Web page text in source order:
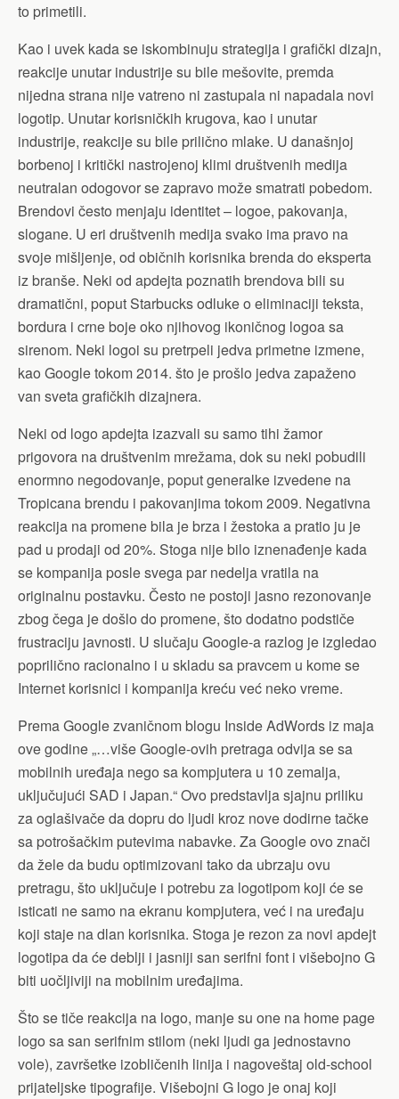
to primetili.
Kao i uvek kada se iskombinuju strategija i grafički dizajn,
reakcije unutar industrije su bile mešovite, premda
nijedna strana nije vatreno ni zastupala ni napadala novi
logotip. Unutar korisničkih krugova, kao i unutar
industrije, reakcije su bile prilično mlake. U današnjoj
borbenoj i kritički nastrojenoj klimi društvenih medija
neutralan odogovor se zapravo može smatrati pobedom.
Brendovi često menjaju identitet – logoe, pakovanja,
slogane. U eri društvenih medija svako ima pravo na
svoje mišljenje, od običnih korisnika brenda do eksperta
iz branše. Neki od apdejta poznatih brendova bili su
dramatični, poput Starbucks odluke o eliminaciji teksta,
bordura i crne boje oko njihovog ikoničnog logoa sa
sirenom. Neki logoi su pretrpeli jedva primetne izmene,
kao Google tokom 2014. što je prošlo jedva zapaženo
van sveta grafičkih dizajnera.
Neki od logo apdejta izazvali su samo tihi žamor
prigovora na društvenim mrežama, dok su neki pobudili
enormno negodovanje, poput generalke izvedene na
Tropicana brendu i pakovanjima tokom 2009. Negativna
reakcija na promene bila je brza i žestoka a pratio ju je
pad u prodaji od 20%. Stoga nije bilo iznenađenje kada
se kompanija posle svega par nedelja vratila na
originalnu postavku. Često ne postoji jasno rezonovanje
zbog čega je došlo do promene, što dodatno podstiče
frustraciju javnosti. U slučaju Google-a razlog je izgledao
poprilično racionalno i u skladu sa pravcem u kome se
Internet korisnici i kompanija kreću već neko vreme.
Prema Google zvaničnom blogu Inside AdWords iz maja
ove godine „…više Google-ovih pretraga odvija se sa
mobilnih uređaja nego sa kompjutera u 10 zemalja,
uključujući SAD i Japan.“ Ovo predstavlja sjajnu priliku
za oglašivače da dopru do ljudi kroz nove dodirne tačke
sa potrošačkim putevima nabavke. Za Google ovo znači
da žele da budu optimizovani tako da ubrzaju ovu
pretragu, što uključuje i potrebu za logotipom koji će se
isticati ne samo na ekranu kompjutera, već i na uređaju
koji staje na dlan korisnika. Stoga je rezon za novi apdejt
logotipa da će deblji i jasniji san serifni font i višebojno G
biti uočljiviji na mobilnim uređajima.
Što se tiče reakcija na logo, manje su one na home page
logo sa san serifnim stilom (neki ljudi ga jednostavno
vole), završetke izobličenih linija i nagoveštaj old-school
prijateljske tipografije. Višebojni G logo je onaj koji